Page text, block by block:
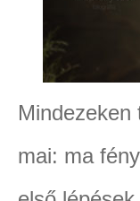
mai: ma